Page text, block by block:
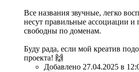
Все названия звучные, легко
несут правильные ассоциации и
свободны по доменам.
Буду рада, если мой креатив
проекта! 🙌
Добавлено 27.04.2025 в